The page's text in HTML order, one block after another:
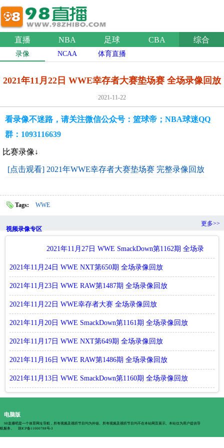
直播 NBA 足球 CBA 综合
录像 NCAA 体育直播
2021年11月22日 WWE幸存者大赛垫场赛 全场录像回放
2021-11-22
看录像不迷路，请关注微信公众号：篮球帝；NBA球迷QQ
群：1093116639
比赛录像↓
[点击观看] 2021年WWE幸存者大赛垫场赛 完整录像回放
Tags: WWE
视频录像专区
更多>>
2021年11月27日 WWE SmackDown第1162期 全场录
像回放
2021年11月24日 WWE NXT第650期 全场录像回放
2021年11月23日 WWE RAW第1487期 全场录像回放
2021年11月22日 WWE幸存者大赛 全场录像回放
2021年11月20日 WWE SmackDown第1161期 全场录像回放
2021年11月17日 WWE NXT第649期 全场录像回放
2021年11月16日 WWE RAW第1486期 全场录像回放
2021年11月13日 WWE SmackDown第1160期 全场录像回放
电脑版
98直播吧是一个体育网址导航，所有视频及视听节目均为外链。所有视频及视听节目均不在本站网页展示。本站仅为用户提供导
航服务。
琼ICP备11000788号-3